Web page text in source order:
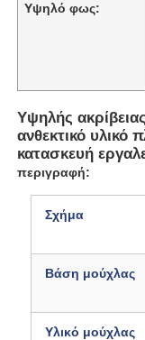
Υψηλό φως:
Υψηλής
ανθεκτικό υλικό
κατασκευή
περιγραφή:
Σχήμα
Βάση μούχλας
Υλικό μούχλας